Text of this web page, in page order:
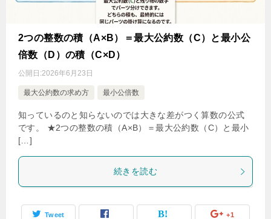
2つの整数の積（A×B）＝最大公約数（C）と最小公
倍数（D）の積（C×D）
公開日:2026年6月23日
最大公約数の求め方 最小公倍数
知っているのと知らないのでは大きな差がつく算数の公式
です。 ★2つの整数の積（A×B）＝最大公約数（C）と最小
[…]
続きを読む
Tweet +1